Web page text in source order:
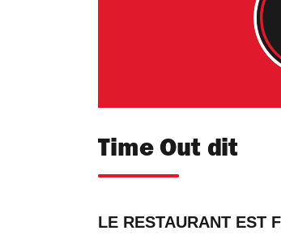
Time Out dit
LE RESTAURANT EST